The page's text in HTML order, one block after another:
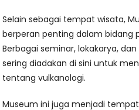
Selain sebagai tempat wisata,
berperan penting dalam bidang
Berbagai seminar, lokakarya,
sering diadakan di sini untuk
tentang vulkanologi.
Museum ini juga menjadi